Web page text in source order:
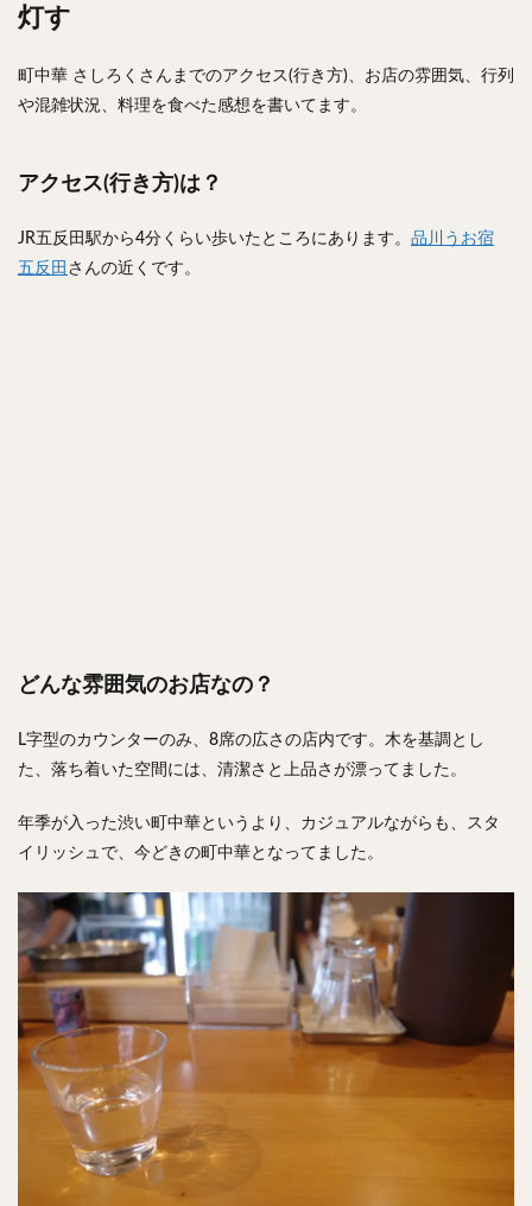
灯す
町中華 さしろくさんまでのアクセス(行き方)、お店の雰囲気、行列
や混雑状況、料理を食べた感想を書いてます。
アクセス(行き方)は？
JR五反田駅から4分くらい歩いたところにあります。 品川うお宿
五反田 さんの近くです。
どんな雰囲気のお店なの？
L字型のカウンターのみ、8席の広さの店内です。木を基調とし
た、落ち着いた空間には、清潔さと上品さが漂ってました。
年季が入った渋い町中華というより、カジュアルながらも、スタ
イリッシュで、今どきの町中華となってました。